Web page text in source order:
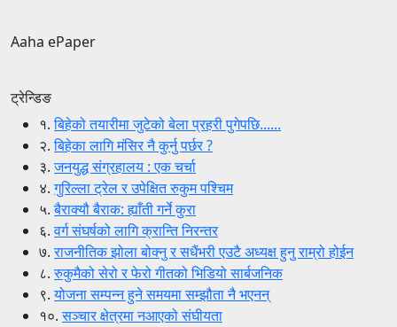
Aaha ePaper
ट्रेन्डिङ
१.बिहेको तयारीमा जुटेको बेला प्रहरी पुगेपछि......
२.बिहेका लागि मंसिर नै कुर्नु पर्छर ?
३.जनयुद्ध संग्रहालय : एक चर्चा
४.गुरिल्ला ट्रेल र उपेक्षित रुकुम पश्चिम
५.बैराक्यौ बैराक: ह्याँती गर्ने कुरा
६.वर्ग संघर्षको लागि क्रान्ति निरन्तर
७.राजनीतिक झोला बोक्नु र सधैंभरी एउटै अध्यक्ष हुनु राम्रो होईन
८.रुकुमैको सेरो र फेरो गीतको भिडियो सार्बजनिक
९.योजना सम्पन्न हुने समयमा सम्झौता नै भएनन्
१०.सञ्चार क्षेत्रमा नआएको संघीयता